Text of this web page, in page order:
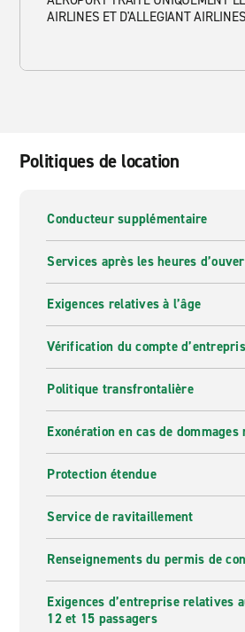
AIRLINES ET D'ALLEGIANT
Politiques de location
Conducteur supplémentaire
Services après les heures
Exigences relatives à l’âge
Vérification du compte
Politique transfrontalière
Exonération en cas de
Protection étendue
Service de ravitaillement
Renseignements du permis de
Exigences d’entreprise relatives
12 et 15 passagers